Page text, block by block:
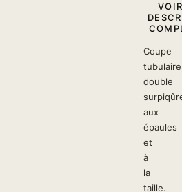
Coupe
double
aux
épaules
et
à
la
taille.